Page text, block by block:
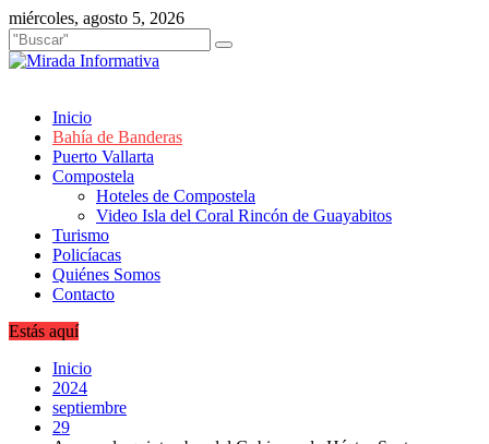
Saltar
al
contenido
miércoles, agosto 5, 2026
Inicio
Bahía de Banderas
Puerto Vallarta
Compostela
Hoteles de Compostela
Video Isla del Coral Rincón de Guayabitos
Turismo
Policíacas
Quiénes Somos
Contacto
Estás aquí
Inicio
2024
septiembre
29